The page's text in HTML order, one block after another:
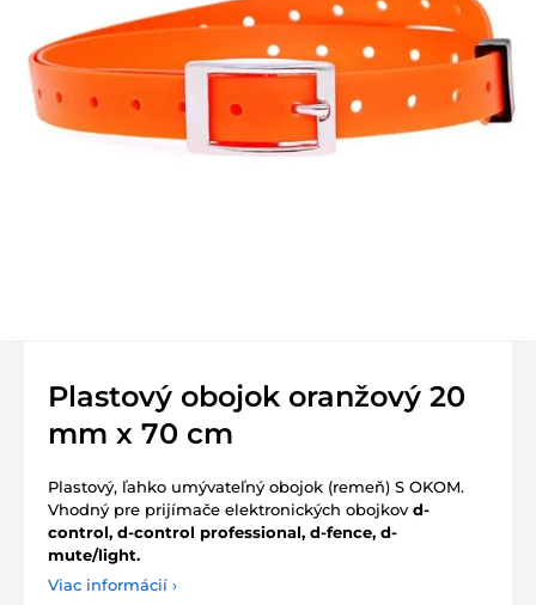
Plastový obojok oranžový 20
mm x 70 cm
Plastový, ľahko umývateľný obojok (remeň) S OKOM.
Vhodný pre prijímače elektronických obojkov d-
control, d-control professional, d-fence, d-
mute/light.
Viac informácií ›